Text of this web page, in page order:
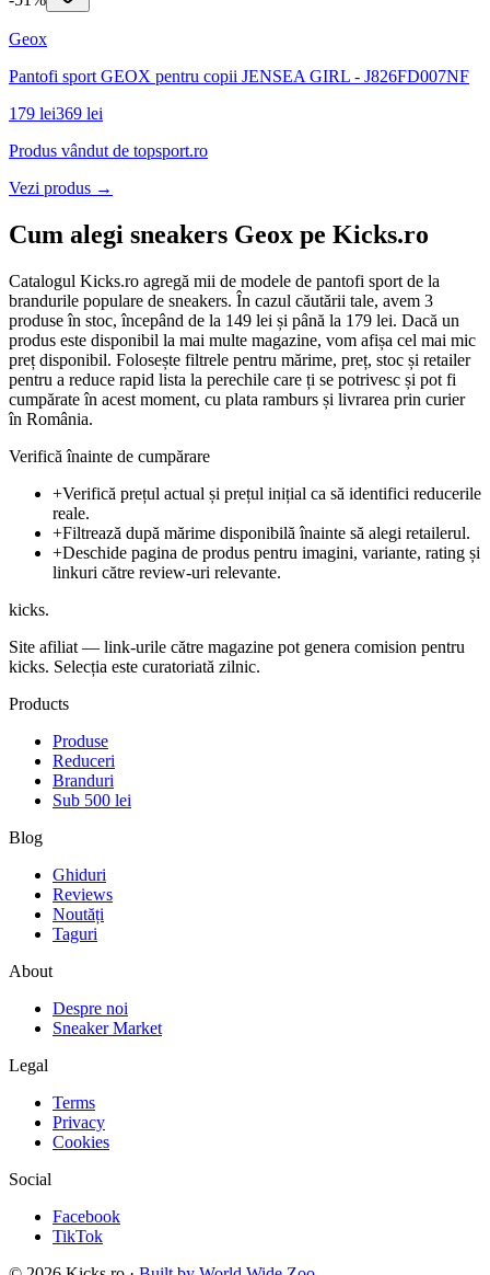
Geox
Pantofi sport GEOX pentru copii JENSEA GIRL - J826FD007NF
179 lei369 lei
Produs vândut de topsport.ro
Vezi produs →
Cum alegi sneakers Geox pe Kicks.ro
Catalogul Kicks.ro agregă mii de modele de pantofi sport de la
brandurile populare de sneakers. În cazul căutării tale, avem 3
produse în stoc, începând de la 149 lei și până la 179 lei. Dacă un
produs este disponibil la mai multe magazine, vom afișa cel mai mic
preț disponibil. Folosește filtrele pentru mărime, preț, stoc și retailer
pentru a reduce rapid lista la perechile care ți se potrivesc și pot fi
cumpărate în acest moment, cu plata ramburs și livrarea prin curier
în România.
Verifică înainte de cumpărare
+Verifică prețul actual și prețul inițial ca să identifici reducerile
reale.
+Filtrează după mărime disponibilă înainte să alegi retailerul.
+Deschide pagina de produs pentru imagini, variante, rating și
linkuri către review-uri relevante.
kicks.
Site afiliat — link-urile către magazine pot genera comision pentru
kicks. Selecția este curatoriată zilnic.
Products
Produse
Reduceri
Branduri
Sub 500 lei
Blog
Ghiduri
Reviews
Noutăți
Taguri
About
Despre noi
Sneaker Market
Legal
Terms
Privacy
Cookies
Social
Facebook
TikTok